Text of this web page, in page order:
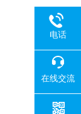
电话
在线交流